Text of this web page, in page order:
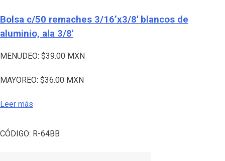
Bolsa c/50 remaches 3/16’x3/8′ blancos de
aluminio, ala 3/8′
MENUDEO: $39.00 MXN
MAYOREO: $36.00 MXN
Leer más
CÓDIGO: R-64BB